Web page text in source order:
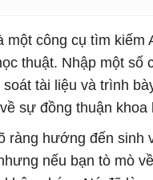
một công cụ tìm kiếm
thuật. Nhập một số
soát tài liệu và trình
sự đồng thuận khoa
ràng hướng đến sinh
nếu bạn tò mò